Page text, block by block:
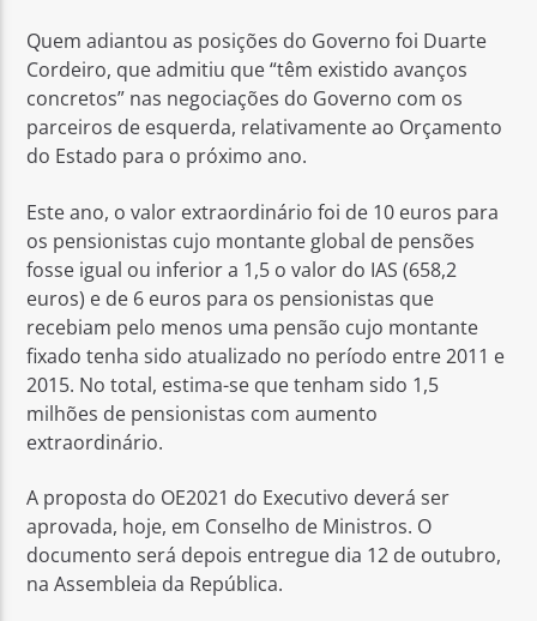
Quem adiantou as posições do Governo foi Duarte
Cordeiro, que admitiu que “têm existido avanços
concretos” nas negociações do Governo com os
parceiros de esquerda, relativamente ao Orçamento
do Estado para o próximo ano.
Este ano, o valor extraordinário foi de 10 euros para
os pensionistas cujo montante global de pensões
fosse igual ou inferior a 1,5 o valor do IAS (658,2
euros) e de 6 euros para os pensionistas que
recebiam pelo menos uma pensão cujo montante
fixado tenha sido atualizado no período entre 2011 e
2015. No total, estima-se que tenham sido 1,5
milhões de pensionistas com aumento
extraordinário.
A proposta do OE2021 do Executivo deverá ser
aprovada, hoje, em Conselho de Ministros. O
documento será depois entregue dia 12 de outubro,
na Assembleia da República.